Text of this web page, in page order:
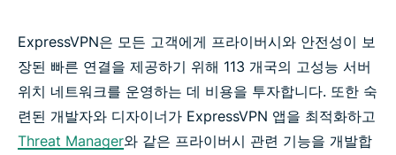
ExpressVPN은 모든 고객에게 프라이버시와 안전성이 보
장된 빠른 연결을 제공하기 위해 113 개국의 고성능 서버
위치 네트워크를 운영하는 데 비용을 투자합니다. 또한 숙
련된 개발자와 디자이너가 ExpressVPN 앱을 최적화하고
Threat Manager와 같은 프라이버시 관련 기능을 개발합